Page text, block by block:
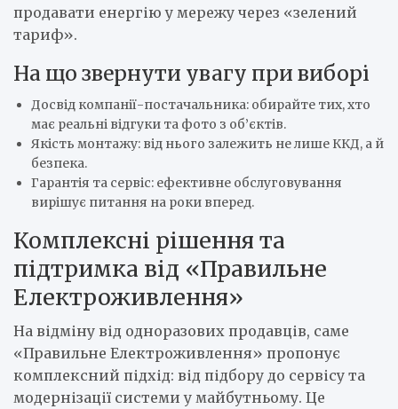
продавати енергію у мережу через «зелений
тариф».
На що звернути увагу при виборі
Досвід компанії-постачальника: обирайте тих, хто
має реальні відгуки та фото з об’єктів.
Якість монтажу: від нього залежить не лише ККД, а й
безпека.
Гарантія та сервіс: ефективне обслуговування
вирішує питання на роки вперед.
Комплексні рішення та
підтримка від «Правильне
Електроживлення»
На відміну від одноразових продавців, саме
«Правильне Електроживлення» пропонує
комплексний підхід: від підбору до сервісу та
модернізації системи у майбутньому. Це